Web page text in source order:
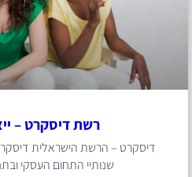
רשת דיסקרט –
דיסקרט – הרשת הישראלית
שנותיי התחום העסקי